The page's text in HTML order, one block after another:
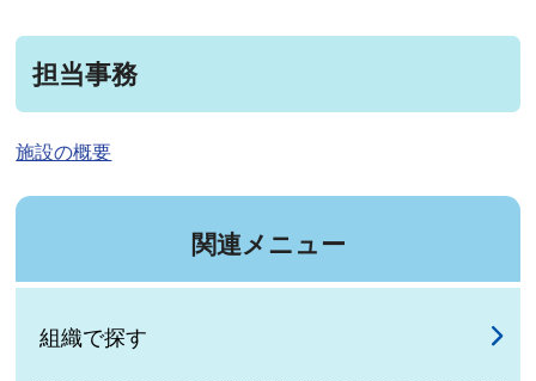
担当事務
施設の概要
関連メニュー
組織で探す